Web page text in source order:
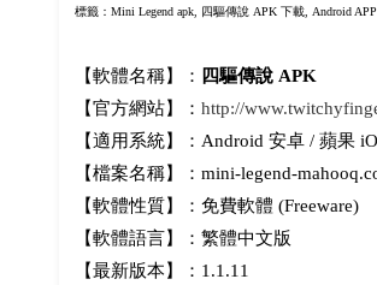
標籤：Mini Legend apk, 四驅傳說 APK 下載, Android APP
【軟體名稱】： 四驅傳說 APK
【官方網站】： http://
【適用系統】：Android 安卓 / 蘋果
【檔案名稱】：mini-legend-
【軟體性質】：免費軟體 (Freeware)
【軟體語言】：繁體中文版
【最新版本】：1.1.11